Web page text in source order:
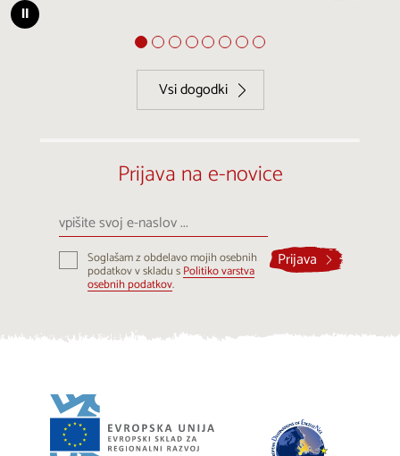
⏸
Vsi dogodki
Prijava na e-novice
vpišite
svoj
e-
naslovSoglašam z obdelavo mojih osebnih
podatkov v skladu sPolitiko varstva
osebnih podatkov.
Prijava